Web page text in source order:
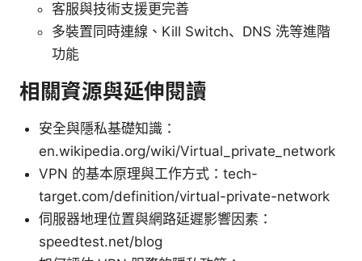
客服與技術支援更完善
多裝置同時連線、Kill Switch、DNS 洗等進階
功能
相關資源與延伸閱讀
安全與隱私基礎知識：
en.wikipedia.org/wiki/Virtual_private_network
VPN 的基本原理與工作方式：tech-
target.com/definition/virtual-private-network
伺服器地理位置與網路延遲影響因素：
speedtest.net/blog